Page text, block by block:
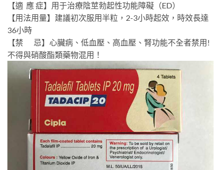
【適 應 症】用于治療陰莖勃起性功能障礙（ED）
【用法用量】建議初次服用半粒，2-3小時起效，時效長達
36小時
【禁 忌】心臟病、低血壓、高血壓、腎功能不全者禁用!
不得與硝酸酯類藥物混用！